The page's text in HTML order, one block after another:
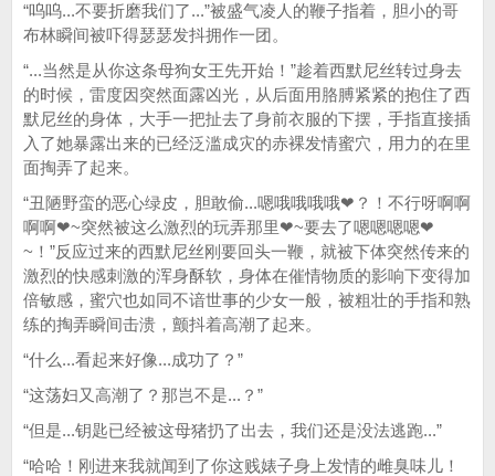
“呜呜...不要折磨我们了...”被盛气凌人的鞭子指着，胆小的哥
布林瞬间被吓得瑟瑟发抖拥作一团。
“...当然是从你这条母狗女王先开始！”趁着西默尼丝转过身去
的时候，雷度因突然面露凶光，从后面用胳膊紧紧的抱住了西
默尼丝的身体，大手一把扯去了身前衣服的下摆，手指直接插
入了她暴露出来的已经泛滥成灾的赤裸发情蜜穴，用力的在里
面掏弄了起来。
“丑陋野蛮的恶心绿皮，胆敢偷...嗯哦哦哦哦❤？！不行呀啊啊
啊啊❤~突然被这么激烈的玩弄那里❤~要去了嗯嗯嗯嗯❤
~！”反应过来的西默尼丝刚要回头一鞭，就被下体突然传来的
激烈的快感刺激的浑身酥软，身体在催情物质的影响下变得加
倍敏感，蜜穴也如同不谙世事的少女一般，被粗壮的手指和熟
练的掏弄瞬间击溃，颤抖着高潮了起来。
“什么...看起来好像...成功了？”
“这荡妇又高潮了？那岂不是...？”
“但是...钥匙已经被这母猪扔了出去，我们还是没法逃跑...”
“哈哈！刚进来我就闻到了你这贱婊子身上发情的雌臭味儿！